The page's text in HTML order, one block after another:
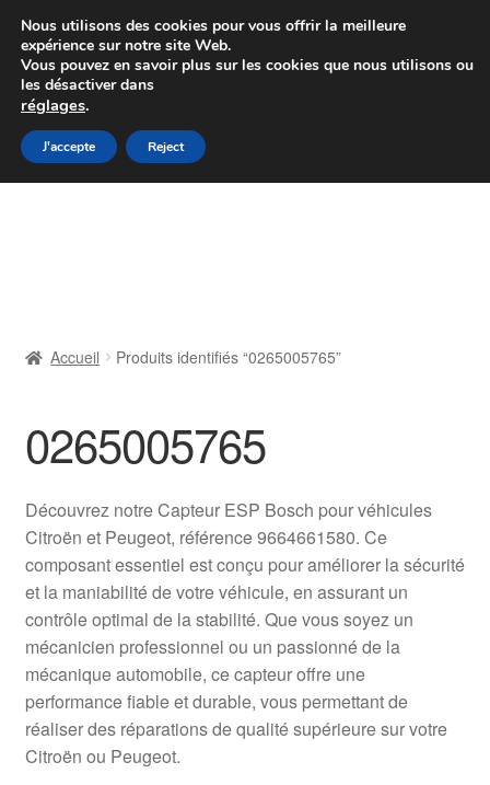
Colissimo livraison à partir de 7 EUR
Du lundi au vendredi de 9 h à 16 h
Aller
à
Aller
au
Livraison
Livraison internationale
Mon compte
Paiements
Panier
Plainte
Accueil Produits identifiés “0265005765”
0265005765
Découvrez notre Capteur ESP Bosch pour véhicules
Citroën et Peugeot, référence 9664661580. Ce
composant essentiel est conçu pour améliorer la sécurité
et la maniabilité de votre véhicule, en assurant un
contrôle optimal de la stabilité. Que vous soyez un
mécanicien professionnel ou un passionné de la
mécanique automobile, ce capteur offre une
performance fiable et durable, vous permettant de
réaliser des réparations de qualité supérieure sur votre
Citroën ou Peugeot.
Nous utilisons des cookies pour vous offrir la meilleure
expérience sur notre site Web.
Vous pouvez en savoir plus sur les cookies que nous utilisons ou
les désactiver dans
réglages.
J'accepte Reject